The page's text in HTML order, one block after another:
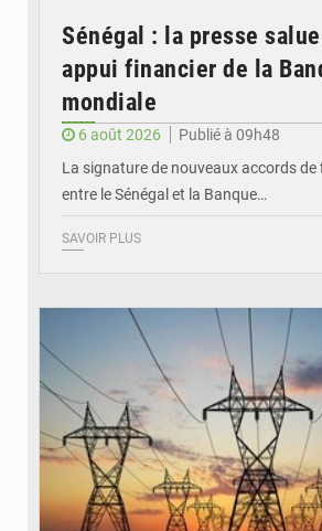
Sénégal : la presse
appui financier de la
mondiale
6 août 2026
Publié à 09h48
La signature de nouveaux accords de
entre le Sénégal et la Banque…
SAVOIR PLUS